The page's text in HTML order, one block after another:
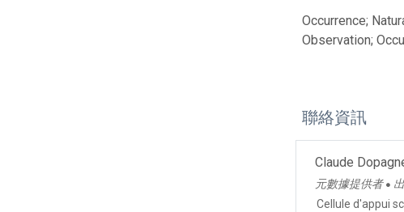
Occurrence;
Observation;
聯絡資訊
Claude
元數據提供者 ●
Cellule d'appui